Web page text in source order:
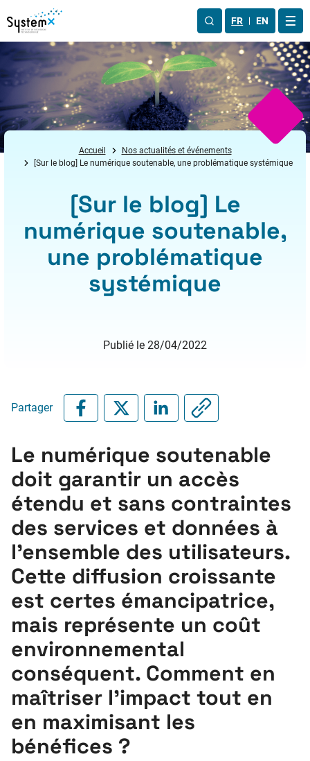
Aller au menu
Aller au contenu
Aller au pied de page
FR EN
Accueil
Nos actualités et événements
[Sur le blog] Le numérique soutenable, une problématique systémique
[Sur le blog] Le
numérique soutenable,
une problématique
systémique
Publié le 28/04/2022
Partager
Le numérique soutenable
doit garantir un accès
étendu et sans contraintes
des services et données à
l’ensemble des utilisateurs.
Cette diffusion croissante
est certes émancipatrice,
mais représente un coût
environnemental
conséquent. Comment en
maîtriser l’impact tout en
en maximisant les
bénéfices ?